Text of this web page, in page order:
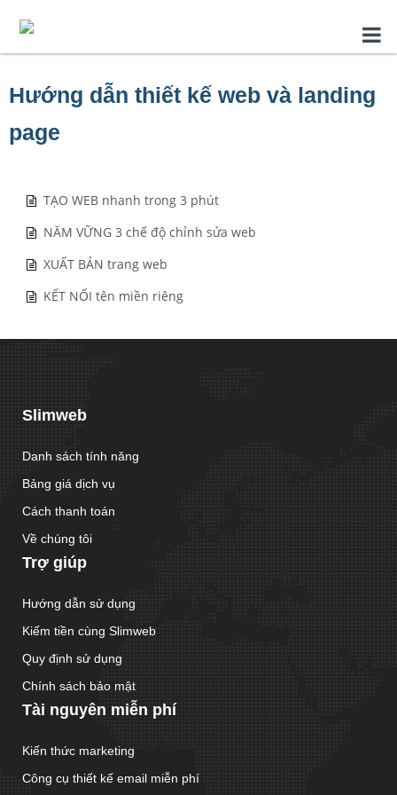
Hướng dẫn thiết kế web và landing
page
TẠO WEB nhanh trong 3 phút
NĂM VỮNG 3 chế độ chỉnh sửa web
XUẤT BẢN trang web
KẾT NỐI tên miền riêng
Slimweb
Danh sách tính năng
Bảng giá dịch vụ
Cách thanh toán
Về chúng tôi
Trợ giúp
Hướng dẫn sử dụng
Kiếm tiền cùng Slimweb
Quy định sử dụng
Chính sách bảo mật
Tài nguyên miễn phí
Kiến thức marketing
Công cụ thiết kế email miễn phí